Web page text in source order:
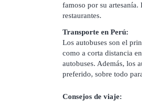
famoso por su artesanía.
restaurantes.
Transporte en Perú:
Los autobuses son el
como a corta distancia
autobuses. Además, los
preferido, sobre todo
Consejos de viaje: